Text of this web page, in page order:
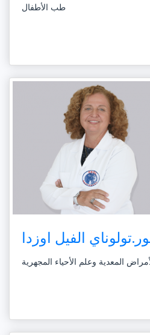
طب الأطفال
الفيل اوزدا
المعدية وعلم الأحياء المجهرية